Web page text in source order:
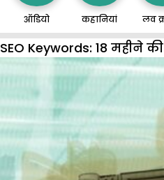
ऑडियो कहानियां लव
SEO Keywords: 18 महीने